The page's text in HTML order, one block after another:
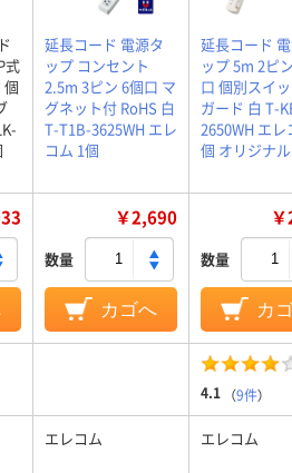
式
個
延長コード 電源タ
ップ コンセント
2.5m 3ピン 6個口 マ
グネット付 RoHS 白
T-T1B-3625WH エレ
コム 1個
延長コード
ップ 5m 2ピ
口 個別スイ
ガード 白 T-
2650WH エレ
個 オリジナル
￥2,690
数量
カゴへ
数量
カ
4.1 （9件）
エレコム エレコム